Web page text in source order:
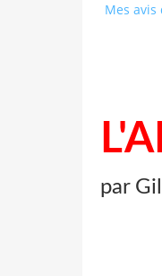
Mes avis
par